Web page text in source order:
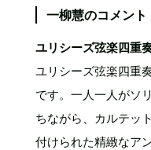
一柳慧のコメント
ユリシーズ弦楽四重
ユリシーズ弦楽四重
です。一人一人がソ
ちながら、カルテッ
付けられた精緻なア